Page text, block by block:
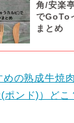
角/安楽
でGoTo
まとめ
の熟成牛焼
ポンド)）どこ